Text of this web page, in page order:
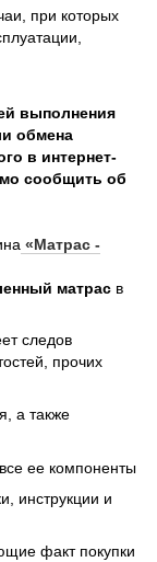
при которых
выполнения
обмена
в интернет-
сообщить об
«Матрас -
матрас в
следов
прочих
а также
ее компоненты
инструкции и
факт покупки